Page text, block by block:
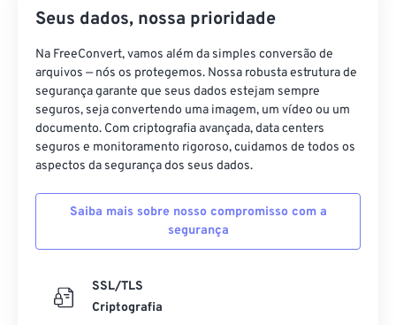
Seus dados, nossa prioridade
Na FreeConvert, vamos além da simples conversão de
arquivos — nós os protegemos. Nossa robusta estrutura de
segurança garante que seus dados estejam sempre
seguros, seja convertendo uma imagem, um vídeo ou um
documento. Com criptografia avançada, data centers
seguros e monitoramento rigoroso, cuidamos de todos os
aspectos da segurança dos seus dados.
Saiba mais sobre nosso compromisso com a
segurança
SSL/TLS
Criptografia